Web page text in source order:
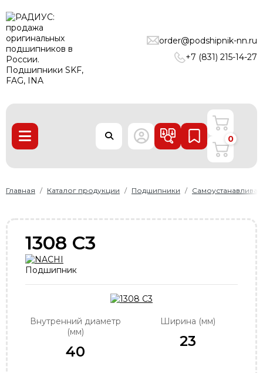
order@podshipnik-nn.ru
+7 (831) 215-14-27
ПОДШИПНИКИ
ЛИНЕЙНЫЕ ТЕХНОЛОГИИ
РЕМНИ
О нас
Доставка и оплата
+7 (831) 215-14-27
order@podshipnik-nn.ru
0
Главная Каталог продукции Подшипники
1308 C3
Подшипник
Внутренний диаметр
(мм)
40
Ширина (мм)
23